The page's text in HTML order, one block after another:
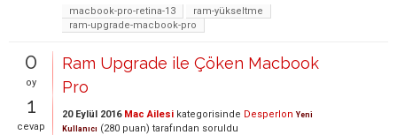
macbook-pro-retina-13
ram-yükseltme
ram-upgrade-macbook-pro
0
oy
1
cevap
Ram Upgrade ile Çöken Macbook
Pro
20 Eylül 2016 Mac Ailesi kategorisinde Desperlon Yeni
Kullanıcı (280 puan) tarafından soruldu